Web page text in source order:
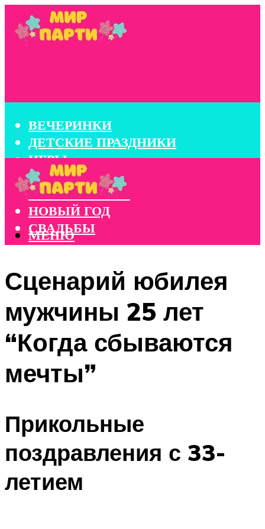
ВЕЧЕРИНКИ
ДЕТСКИЕ ПРАЗДНИКИ
ИГРЫ
КОНКУРСЫ
КОРПОРАТИВЫ
НОВЫЙ ГОД
СВАДЬБЫ
МЕНЮ
Сценарий юбилея
мужчины 25 лет
“Когда сбываются
мечты”
Прикольные
поздравления с 33-
летием